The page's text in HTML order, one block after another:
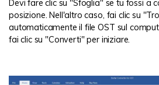
Devi fare clic su "Sfoglia" se tu fossi a
posizione. Nell'altro caso, fai clic su
automaticamente il file OST sul
fai clic su "Converti" per iniziare.